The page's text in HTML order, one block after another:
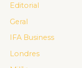
Editorial
Geral
IFA Business
Londres